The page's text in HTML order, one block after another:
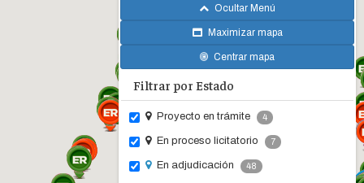
Ocultar Menú
Maximizar mapa
Centrar mapa
Filtrar por Estado
Proyecto en trámite 4
En proceso licitatorio 7
En adjudicación 48